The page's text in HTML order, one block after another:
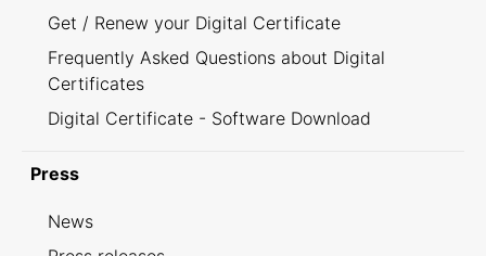
Get / Renew your Digital Certificate
Frequently Asked Questions about Digital
Certificates
Digital Certificate - Software Download
Press
News